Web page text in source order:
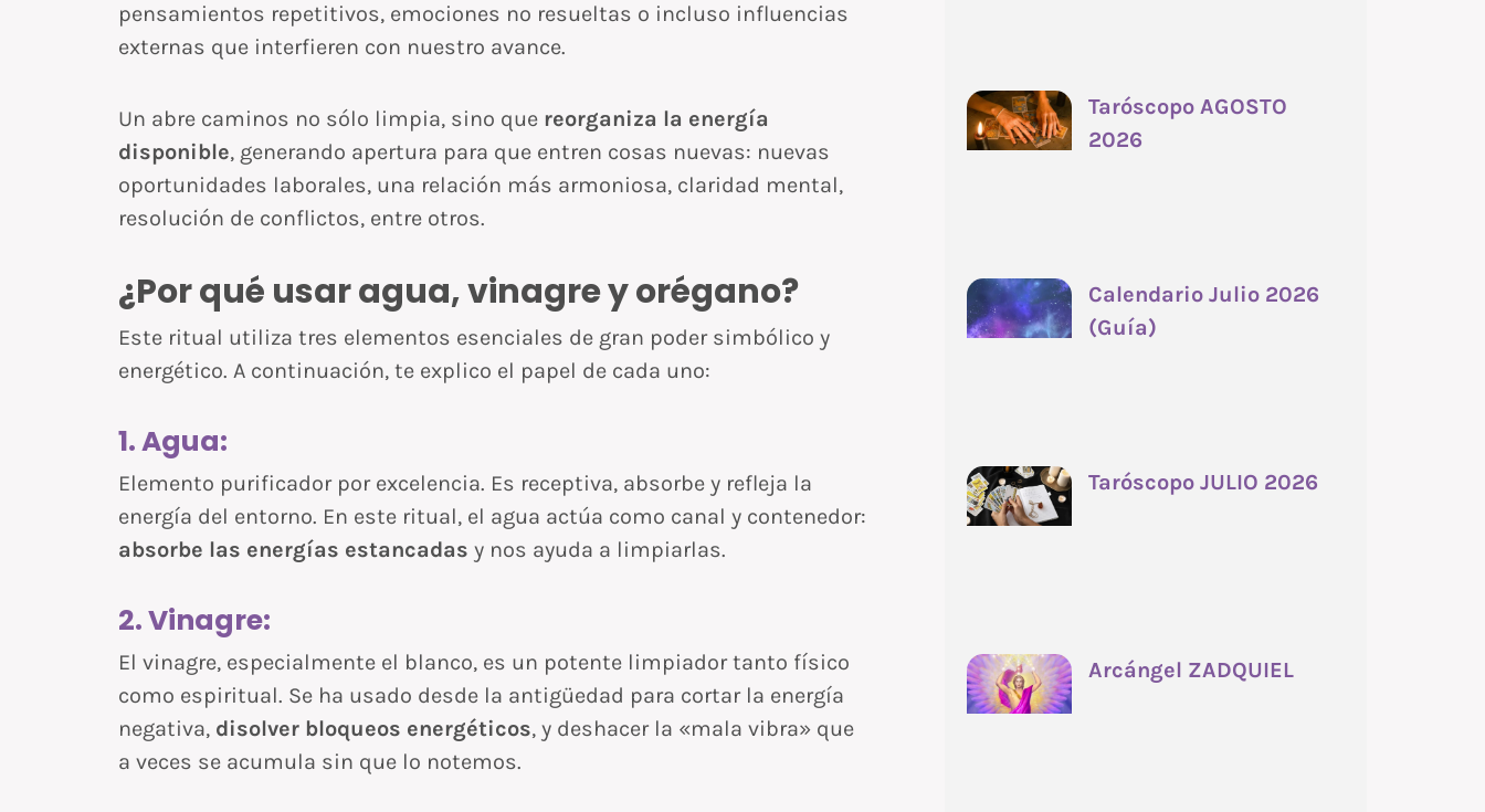
pensamientos repetitivos, emociones no resueltas o incluso influencias
externas que interfieren con nuestro avance.
Un abre caminos no sólo limpia, sino que reorganiza la energía
disponible, generando apertura para que entren cosas nuevas: nuevas
oportunidades laborales, una relación más armoniosa, claridad mental,
resolución de conflictos, entre otros.
¿Por qué usar agua, vinagre y orégano?
Este ritual utiliza tres elementos esenciales de gran poder simbólico y
energético. A continuación, te explico el papel de cada uno:
1. Agua:
Elemento purificador por excelencia. Es receptiva, absorbe y refleja la
energía del entorno. En este ritual, el agua actúa como canal y contenedor:
absorbe las energías estancadas y nos ayuda a limpiarlas.
2. Vinagre:
El vinagre, especialmente el blanco, es un potente limpiador tanto físico
como espiritual. Se ha usado desde la antigüedad para cortar la energía
negativa, disolver bloqueos energéticos, y deshacer la «mala vibra» que
a veces se acumula sin que lo notemos.
Taróscopo AGOSTO
2026
Calendario Julio 2026
(Guía)
Taróscopo JULIO 2026
Arcángel ZADQUIEL